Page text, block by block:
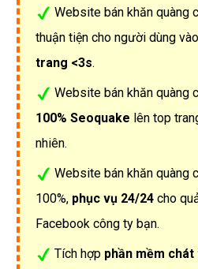
Website bán khăn quàng
thuận tiện cho người dùng
trang <3s.
Website bán khăn quàng
100% Seoquake lên top
nhiên.
Website bán khăn quàng
100%, phục vụ 24/24 cho
Facebook công ty bạn.
Tích hợp phần mềm